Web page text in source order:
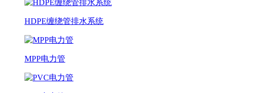
HDPE缠绕管排水系统
MPP电力管